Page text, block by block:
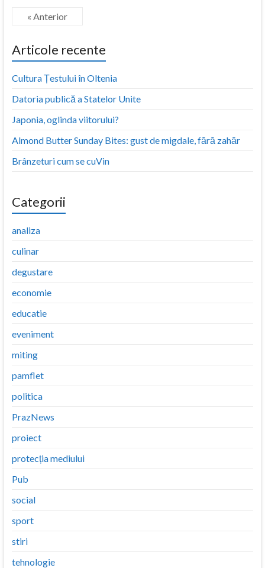
« Anterior
Articole recente
Cultura Țestului în Oltenia
Datoria publică a Statelor Unite
Japonia, oglinda viitorului?
Almond Butter Sunday Bites: gust de migdale, fără zahăr
Brânzeturi cum se cuVin
Categorii
analiza
culinar
degustare
economie
educatie
eveniment
miting
pamflet
politica
PrazNews
proiect
protecția mediului
Pub
social
sport
stiri
tehnologie